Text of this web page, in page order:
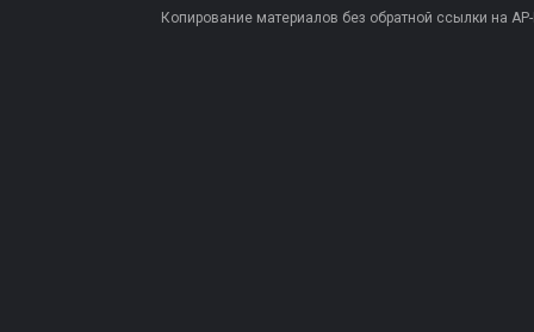
Копирование материалов без обратной ссылки на